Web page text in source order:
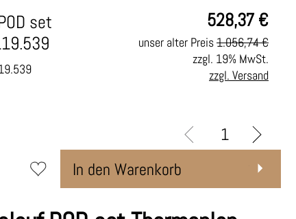
528,37€
set
unser alter Preis1.056,74 €
zzgl. 19% MwSt.
zzgl. Versand
In den Warenkorb